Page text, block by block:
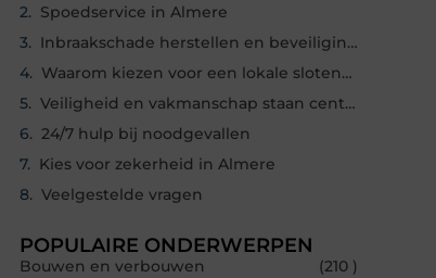
Spoedservice in Almere
Inbraakschade herstellen en beveiliging verbeteren
Waarom kiezen voor een lokale slotenmaker in Almere?
Veiligheid en vakmanschap staan centraal
24/7 hulp bij noodgevallen
Kies voor zekerheid in Almere
Veelgestelde vragen
POPULAIRE ONDERWERPEN
Bouwen en verbouwen
(210 )